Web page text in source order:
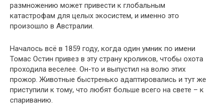
размножению может привести к глобальным
катастрофам для целых экосистем, и именно это
произошло в Австралии.
Началось всё в 1859 году, когда один умник по имени
Томас Остин привез в эту страну кроликов, чтобы охота
проходила веселее. Он-то и выпустил на волю этих
прожор. Животные быстренько адаптировались и тут же
приступили к тому, что любят больше всего на свете – к
спариванию.